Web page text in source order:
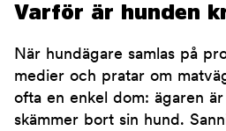
Varför är hunden
När hundägare samlas på
medier och pratar om
ofta en enkel dom: ägaren
skämmer bort sin hund.